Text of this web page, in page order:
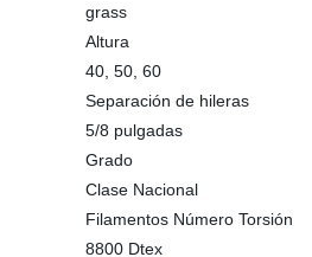
grass
Altura
40, 50, 60
Separación de hileras
5/8 pulgadas
Grado
Clase Nacional
Filamentos Número Torsión
8800 Dtex